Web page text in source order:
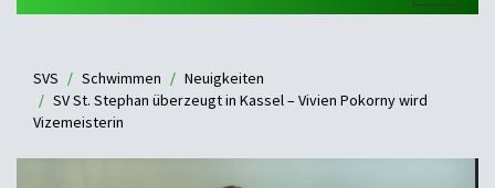
SVS Schwimmen
Neuigkeiten
SV St. Stephan überzeugt in Kassel – Vivien Pokorny wird
Vizemeisterin